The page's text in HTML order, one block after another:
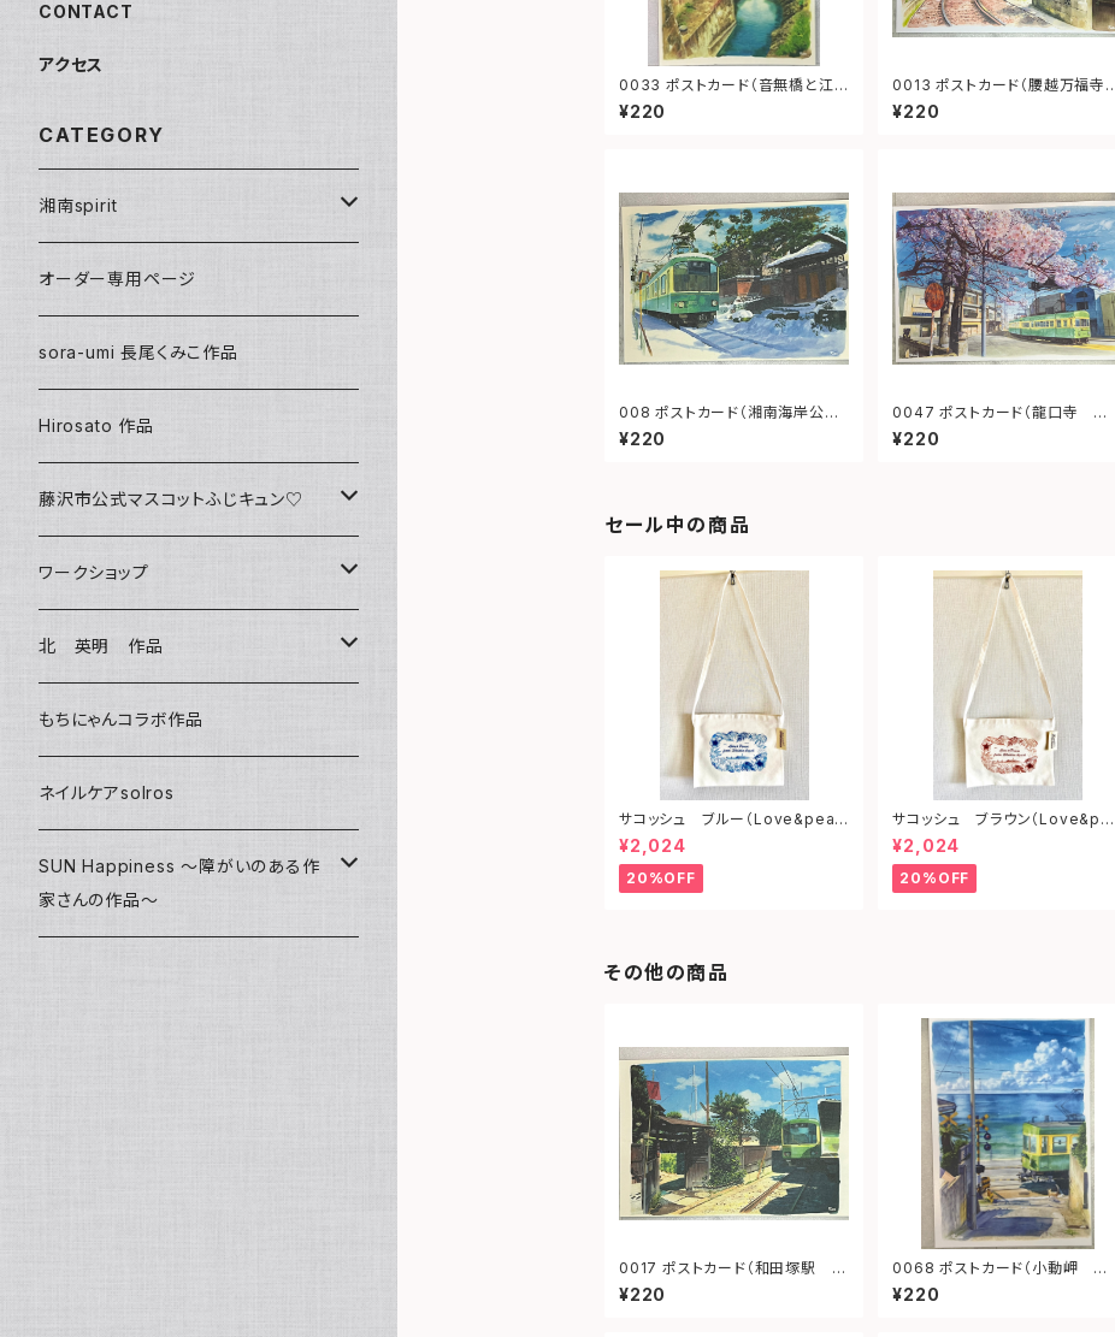
0033 ポストカード（音無橋と江ノ
電）
¥220
0013 ポストカード（腰越万福寺前
江ノ電）
¥220
008 ポストカード（湘南海岸公園
駅 善乃園）
¥220
0047 ポストカード（龍口寺 江ノ
電）
¥220
セール中の商品
サコッシュ ブルー（Love&peac
e from shonan)
¥2,024
20%OFF
サコッシュ ブラウン（Love&pea
ce from shonan)
¥2,024
20%OFF
その他の商品
0017 ポストカード（和田塚駅 無
心庵）
¥220
0068 ポストカード（小動岬 江ノ
電）
¥220
CONTACT
アクセス
CATEGORY
湘南spirit
ポストカード
グリーティングカード
クリアファイル
マグカップ
スマホケース
キーホルダー
バッグ
Tシャツ
ミラー
ミニ額
オーダー専用ページ
sora-umi 長尾くみこ作品
Hirosato 作品
藤沢市公式マスコットふじキュン♡
クリアファイル
ボールペン
キーホルダー
マグネット
シール
ワークショップ
海レジンアートボード
レジンチャーム
サンキャッチャー
北 英明 作品
ポストカード
もちにゃんコラボ作品
ネイルケアsolros
SUN Happiness ～障がいのある作
家さんの作品～